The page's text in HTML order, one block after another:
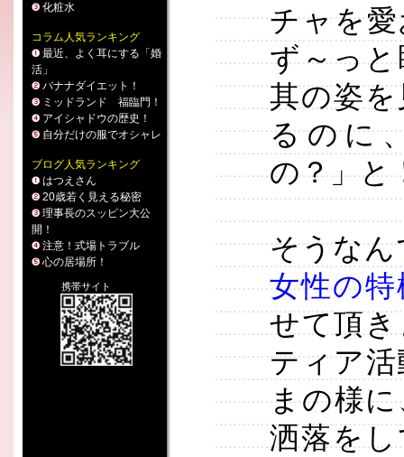
化粧水
コラム人気ランキング
最近、よく耳にする「婚
活」
バナナダイエット！
ミッドランド 福臨門！
アイシャドウの歴史！
自分だけの服でオシャレ
ブログ人気ランキング
はつえさん
20歳若く見える秘密
理事長のスッピン大公
開！
注意！式場トラブル
心の居場所！
携帯サイト
チャを
ず～っ
其の姿
るのに
の？」と
そうな
女性の特
せて頂
ティア
まの様
洒落を